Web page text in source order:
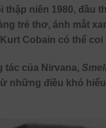
thập niên 1980, đầu
trẻ thơ, ánh mắt
Cobain có thể
tác của Nirvana,
những điều khó